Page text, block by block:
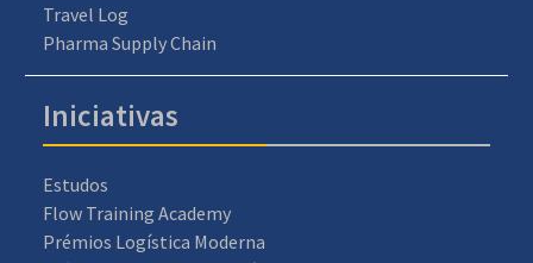
Travel Log
Pharma Supply Chain
Iniciativas
Estudos
Flow Training Academy
Prémios Logística Moderna